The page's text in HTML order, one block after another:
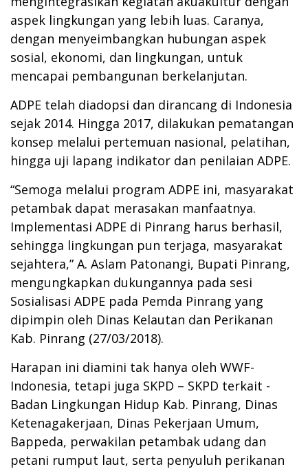
aspek lingkungan yang lebih luas. Caranya,
dengan menyeimbangkan hubungan aspek
sosial, ekonomi, dan lingkungan, untuk
mencapai pembangunan berkelanjutan.
ADPE telah diadopsi dan dirancang di Indonesia
sejak 2014. Hingga 2017, dilakukan pematangan
konsep melalui pertemuan nasional, pelatihan,
hingga uji lapang indikator dan penilaian ADPE.
“Semoga melalui program ADPE ini, masyarakat
petambak dapat merasakan manfaatnya.
Implementasi ADPE di Pinrang harus berhasil,
sehingga lingkungan pun terjaga, masyarakat
sejahtera,” A. Aslam Patonangi, Bupati Pinrang,
mengungkapkan dukungannya pada sesi
Sosialisasi ADPE pada Pemda Pinrang yang
dipimpin oleh Dinas Kelautan dan Perikanan
Kab. Pinrang (27/03/2018).
Harapan ini diamini tak hanya oleh WWF-
Indonesia, tetapi juga SKPD – SKPD terkait -
Badan Lingkungan Hidup Kab. Pinrang, Dinas
Ketenagakerjaan, Dinas Pekerjaan Umum,
Bappeda, perwakilan petambak udang dan
petani rumput laut, serta penyuluh perikanan